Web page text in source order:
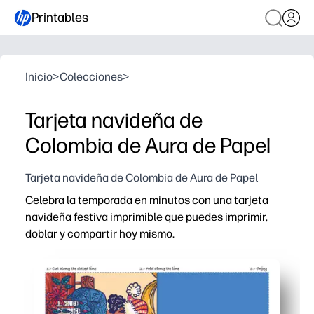
Printables
Inicio>Colecciones>
Tarjeta navideña de
Colombia de Aura de Papel
Tarjeta navideña de Colombia de Aura de Papel
Celebra la temporada en minutos con una tarjeta
navideña festiva imprimible que puedes imprimir,
doblar y compartir hoy mismo.
Listo en un instante: solo imprime, dobla y agrega tu
Perfecto para familias y aulas: una manera fácil de
Personalización aprobada por niños: invite a los